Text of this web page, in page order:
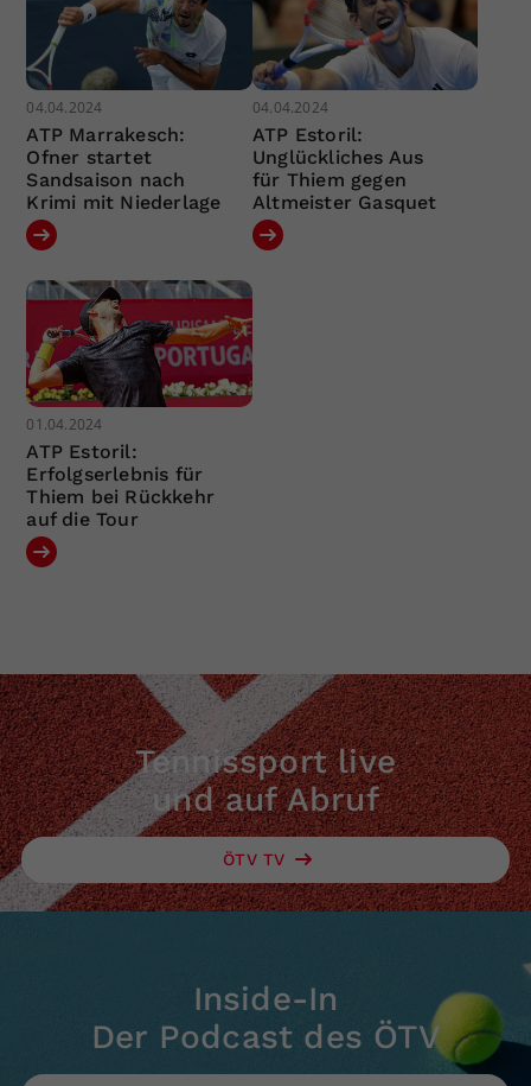
04.04.2024
ATP Marrakesch:
Ofner startet
Sandsaison nach
Krimi mit Niederlage
04.04.2024
ATP Estoril:
Unglückliches Aus
für Thiem gegen
Altmeister Gasquet
01.04.2024
ATP Estoril:
Erfolgserlebnis für
Thiem bei Rückkehr
auf die Tour
Tennissport live
und auf Abruf
ÖTV TV
Inside-In
Der Podcast des ÖTV